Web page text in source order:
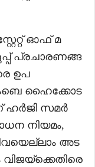
ഓഫ് മ
പ്രചാരണങ്ങ
ഉപ
ഹൈക്കോട
ഹർജി സമർ
നിയമം,
അട